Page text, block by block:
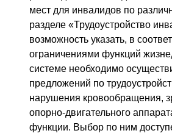
мест для инвалидов по
разделе «Трудоустройство
возможность указать, в
ограничениями функций
системе необходимо
предложений по
нарушения кровообращения,
опорно-двигательного
функции. Выбор по ним